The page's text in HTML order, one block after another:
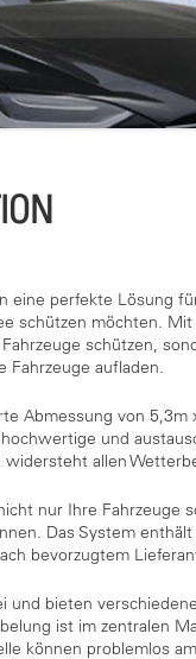
eine perfekte Lösung
schützen möchten.
schützen,
Fahrzeuge aufladen.
Abmessung von
und
allen
nur Ihre Fahrzeuge
Das System
bevorzugtem
und bieten verschiedene
ist im zentralen
können problemlos